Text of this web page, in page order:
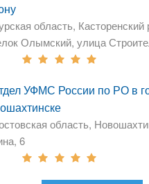
область, Касторенский
Олымский, улица
УФМС России по РО в
область,
6